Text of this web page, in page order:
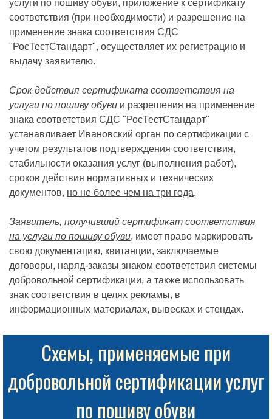
услуги по пошиву обуви, приложение к сертификату
соответствия (при необходимости) и разрешение на
применение знака соответствия СДС
"РосТестСтандарт", осуществляет их регистрацию и
выдачу заявителю.
Срок действия сертификата соответствия на
услуги по пошиву обуви и разрешения на применение
знака соответствия СДС "РосТестСтандарт"
устанавливает Ивановский орган по сертификации с
учетом результатов подтверждения соответствия,
стабильности оказания услуг (выполнения работ),
сроков действия нормативных и технических
документов, но не более чем на три года.
Заявитель, получивший сертификат соответствия
на услуги по пошиву обуви, имеет право маркировать
свою документацию, квитанции, заключаемые
договоры, наряд-заказы знаком соответствия системы
добровольной сертификации, а также использовать
знак соответствия в целях рекламы, в
информационных материалах, вывесках и стендах.
Схемы, применяемые при
добровольной сертификации услуг
по пошиву обуви